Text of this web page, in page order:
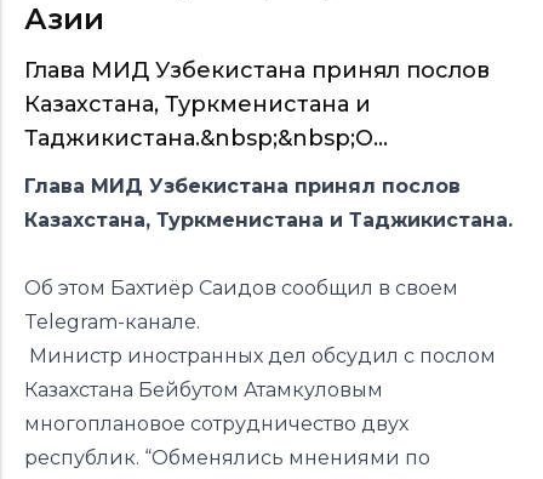
Азии
Глава МИД Узбекистана принял послов
Казахстана, Туркменистана и
Таджикистана.&nbsp;&nbsp;О...
Глава МИД Узбекистана принял послов
Казахстана, Туркменистана и Таджикистана.
Об этом Бахтиёр Саидов сообщил в своем
Telegram-канале.
Министр иностранных дел обсудил с послом
Казахстана Бейбутом Атамкуловым
многоплановое сотрудничество двух
республик. “Обменялись мнениями по